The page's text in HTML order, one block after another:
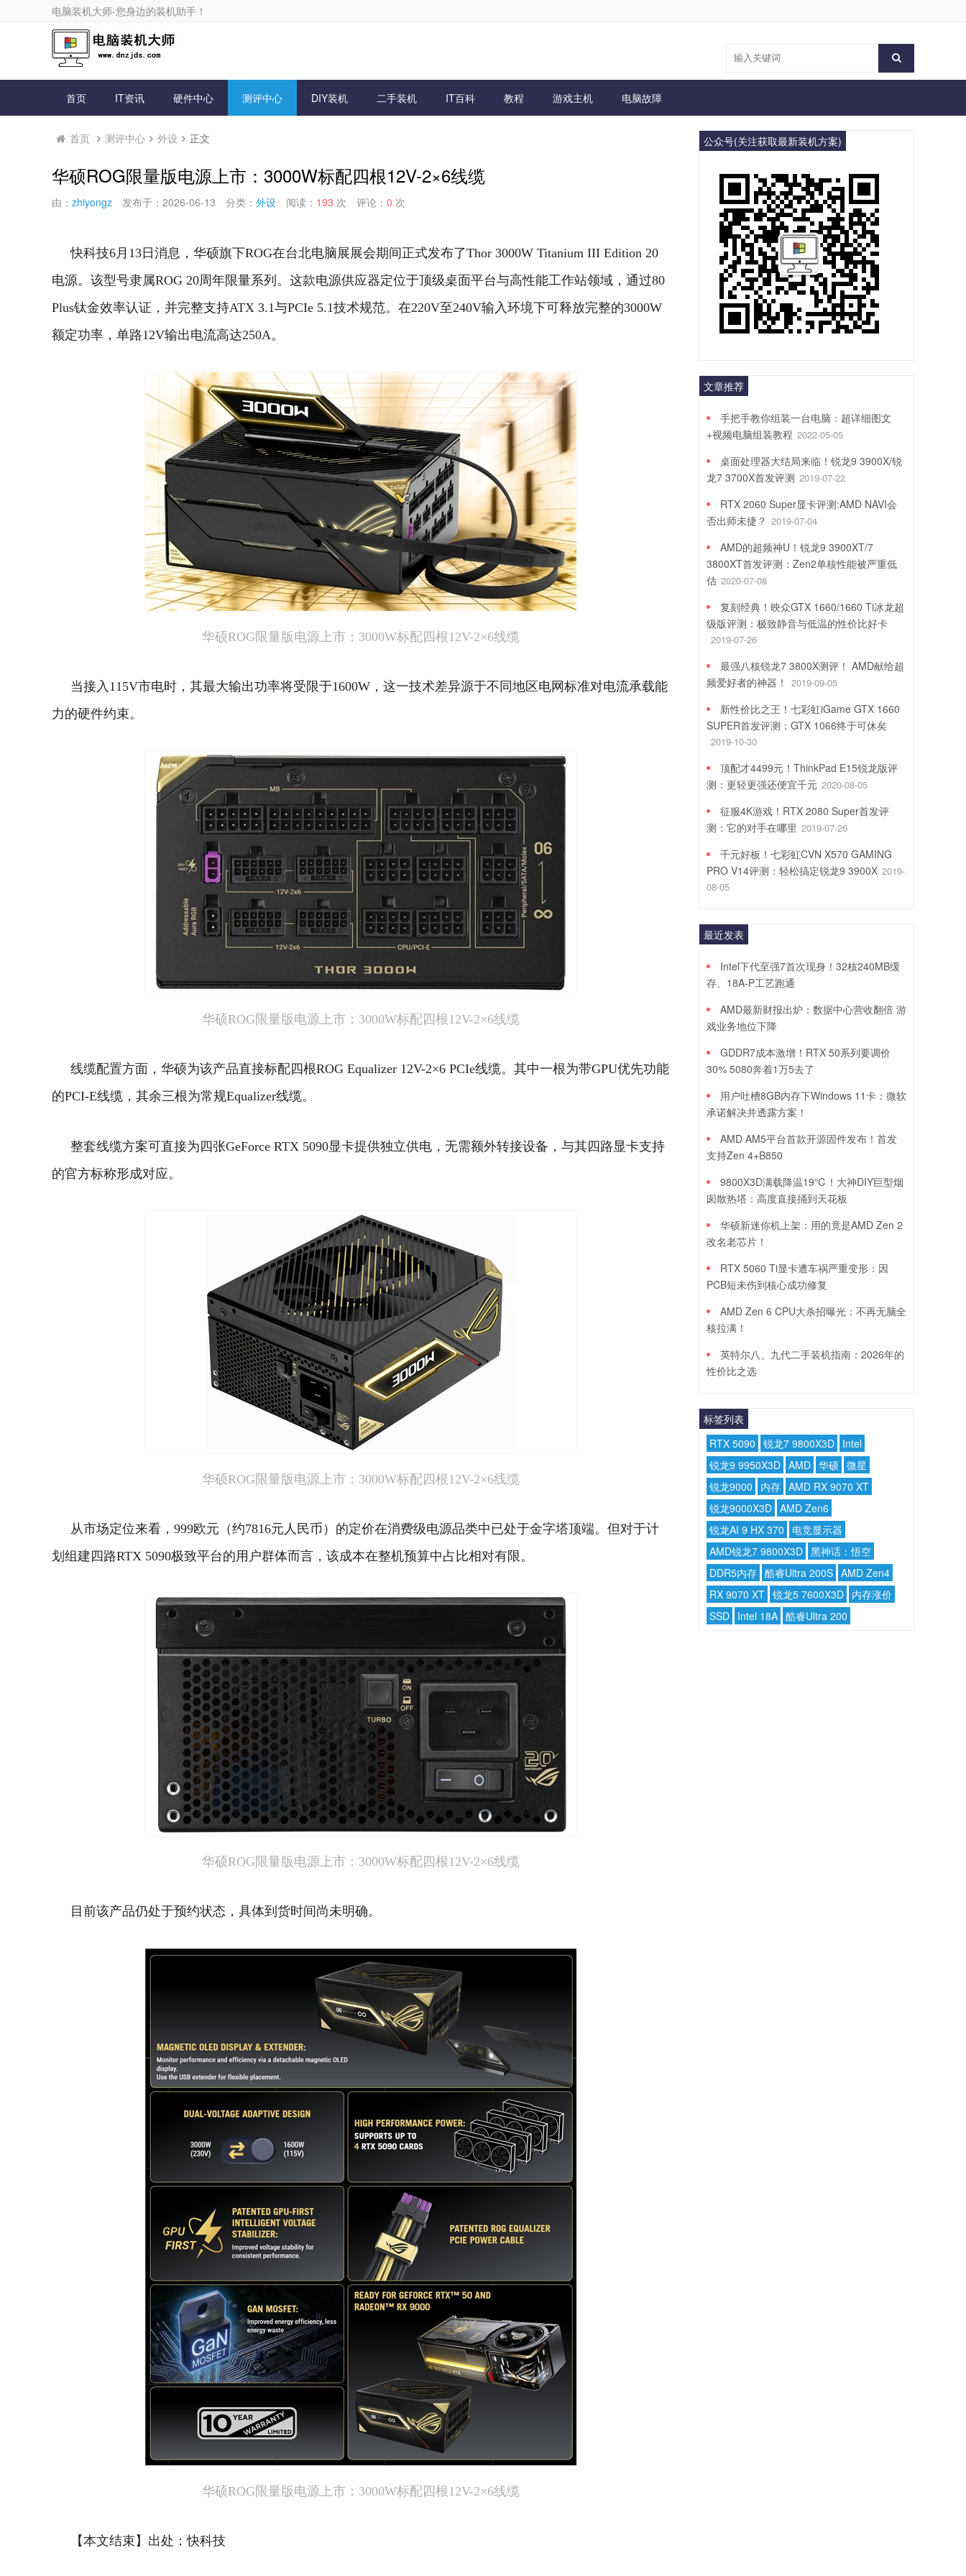
电脑装机大师-您身边的装机助手！
首页 IT资讯 硬件中心 测评中心 DIY装机 二手装机 IT百科 教程 游戏主机 电脑故障
首页 测评中心 外设 正文
华硕ROG限量版电源上市：3000W标配四根12V-2×6线缆
由： zhiyongz 发布于：2026-06-13 分类： 外设 阅读： 193 次 评论： 0 次
快科技6月13日消息，华硕旗下ROG在台北电脑展展会期间正式发布了Thor 3000W Titanium III Edition 20
电源。该型号隶属ROG 20周年限量系列。 这款电源供应器定位于顶级桌面平台与高性能工作站领域，通过80
Plus钛金效率认证，并完整支持ATX 3.1与PCIe 5.1技术规范。在220V至240V输入环境下可释放完整的3000W
额定功率，单路12V输出电流高达250A。
华硕ROG限量版电源上市：3000W标配四根12V-2×6线缆
当接入115V市电时，其最大输出功率将受限于1600W，这一技术差异源于不同地区电网标准对电流承载能
力的硬件约束。
华硕ROG限量版电源上市：3000W标配四根12V-2×6线缆
线缆配置方面，华硕为该产品直接标配四根ROG Equalizer 12V-2×6 PCIe线缆。其中一根为带GPU优先功能
的PCI-E线缆，其余三根为常规Equalizer线缆。
整套线缆方案可直接为四张GeForce RTX 5090显卡提供独立供电，无需额外转接设备，与其四路显卡支持
的官方标称形成对应。
华硕ROG限量版电源上市：3000W标配四根12V-2×6线缆
从市场定位来看，999欧元（约7816元人民币）的定价在消费级电源品类中已处于金字塔顶端。但对于计
划组建四路RTX 5090极致平台的用户群体而言，该成本在整机预算中占比相对有限。
华硕ROG限量版电源上市：3000W标配四根12V-2×6线缆
目前该产品仍处于预约状态，具体到货时间尚未明确。
华硕ROG限量版电源上市：3000W标配四根12V-2×6线缆
【本文结束】出处：快科技
公众号(关注获取最新装机方案)
文章推荐
手把手教你组装一台电脑：超详细图文
+视频电脑组装教程 2022-05-05
桌面处理器大结局来临！锐龙9 3900X/锐
龙7 3700X首发评测 2019-07-22
RTX 2060 Super显卡评测:AMD NAVI会
否出师未捷？ 2019-07-04
AMD的超频神U！锐龙9 3900XT/7
3800XT首发评测：Zen2单核性能被严重低
估 2020-07-08
复刻经典！映众GTX 1660/1660 Ti冰龙超
级版评测：极致静音与低温的性价比好卡
2019-07-26
最强八核锐龙7 3800X测评！ AMD献给超
频爱好者的神器！
2019-09-05
新性价比之王！七彩虹iGame GTX 1660
SUPER首发评测：GTX 1066终于可休矣
2019-10-30
顶配才4499元！ThinkPad E15锐龙版评
测：更轻更强还便宜千元 2020-08-05
征服4K游戏！RTX 2080 Super首发评
测：它的对手在哪里 2019-07-26
千元好板！七彩虹CVN X570 GAMING
PRO V14评测：轻松搞定锐龙9 3900X 2019-
08-05
最近发表
Intel下代至强7首次现身！32核240MB缓
存、18A-P工艺跑通
AMD最新财报出炉：数据中心营收翻倍 游
戏业务地位下降
GDDR7成本激增！RTX 50系列要调价
30% 5080奔着1万5去了
用户吐槽8GB内存下Windows 11卡：微软
承诺解决并透露方案！
AMD AM5平台首款开源固件发布！首发
支持Zen 4+B850
9800X3D满载降温19℃！大神DIY巨型烟
囱散热塔：高度直接捅到天花板
华硕新迷你机上架：用的竟是AMD Zen 2
改名老芯片！
RTX 5060 Ti显卡遭车祸严重变形：因
PCB短未伤到核心成功修复
AMD Zen 6 CPU大杀招曝光：不再无脑全
核拉满！
英特尔八、九代二手装机指南：2026年的
性价比之选
标签列表
RTX 5090 锐龙7 9800X3D Intel
锐龙9 9950X3D AMD 华硕 微星
锐龙9000
内存 AMD RX 9070 XT
锐龙9000X3D AMD Zen6
锐龙AI 9 HX 370
电竞显示器
AMD锐龙7 9800X3D 黑神话：悟空
DDR5内存 酷睿Ultra 200S AMD Zen4
RX 9070 XT 锐龙5 7600X3D 内存涨价
SSD Intel 18A 酷睿Ultra 200